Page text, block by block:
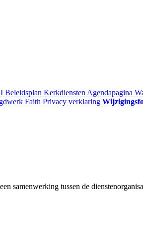
Beleidsplan Kerkdiensten Agendapagina
Faith Privacy verklaring
samenwerking tussen de